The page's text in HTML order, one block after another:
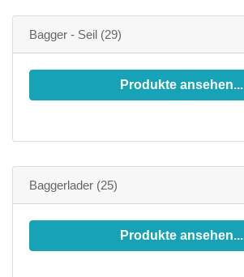
Bagger - Seil (29)
Produkte ansehen...
Baggerlader (25)
Produkte ansehen...